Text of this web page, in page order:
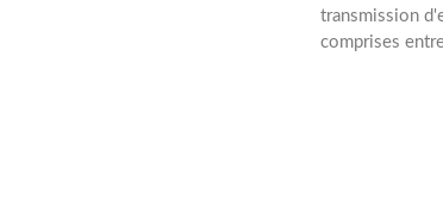
transmission
comprises